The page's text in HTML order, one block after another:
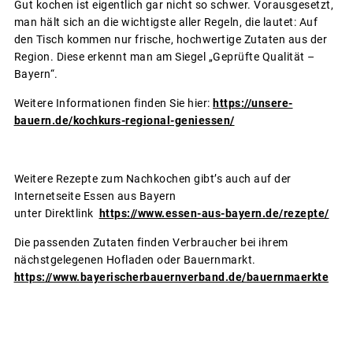
Gut kochen ist eigentlich gar nicht so schwer. Vorausgesetzt,
man hält sich an die wichtigste aller Regeln, die lautet: Auf
den Tisch kommen nur frische, hochwertige Zutaten aus der
Region. Diese erkennt man am Siegel „Geprüfte Qualität –
Bayern“.
Weitere Informationen finden Sie hier: https://unsere-
bauern.de/kochkurs-regional-geniessen/
Weitere Rezepte zum Nachkochen gibt’s auch auf der
Internetseite Essen aus Bayern
unter Direktlink
https://www.essen-aus-bayern.de/rezepte/
Die passenden Zutaten finden Verbraucher bei ihrem
nächstgelegenen Hofladen oder Bauernmarkt.
https://www.bayerischerbauernverband.de/bauernmaerkte